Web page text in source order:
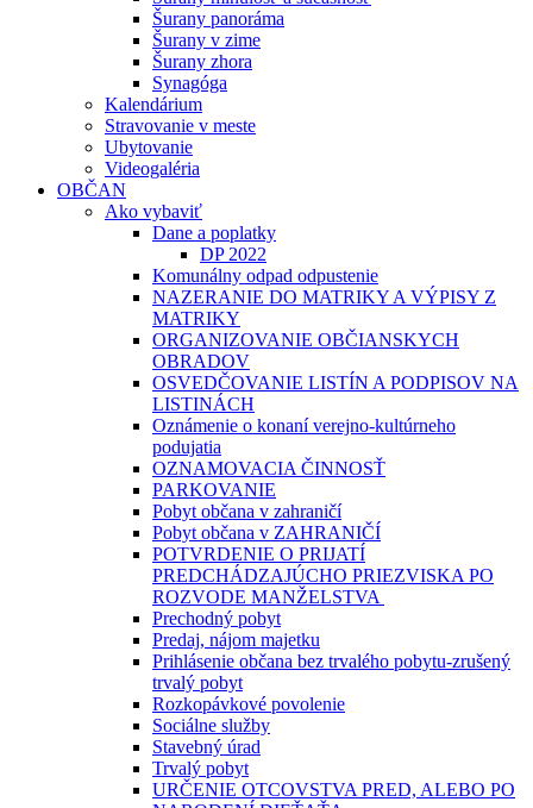
Šurany panoráma
Šurany v zime
Šurany zhora
Synagóga
Kalendárium
Stravovanie v meste
Ubytovanie
Videogaléria
OBČAN
Ako vybaviť
Dane a poplatky
DP 2022
Komunálny odpad odpustenie
NAZERANIE DO MATRIKY A VÝPISY Z
MATRIKY
ORGANIZOVANIE OBČIANSKYCH
OBRADOV
OSVEDČOVANIE LISTÍN A PODPISOV NA
LISTINÁCH
Oznámenie o konaní verejno-kultúrneho
podujatia
OZNAMOVACIA ČINNOSŤ
PARKOVANIE
Pobyt občana v zahraničí
Pobyt občana v ZAHRANIČÍ
POTVRDENIE O PRIJATÍ
PREDCHÁDZAJÚCHO PRIEZVISKA PO
ROZVODE MANŽELSTVA
Prechodný pobyt
Predaj, nájom majetku
Prihlásenie občana bez trvalého pobytu-zrušený
trvalý pobyt
Rozkopávkové povolenie
Sociálne služby
Stavebný úrad
Trvalý pobyt
URČENIE OTCOVSTVA PRED, ALEBO PO